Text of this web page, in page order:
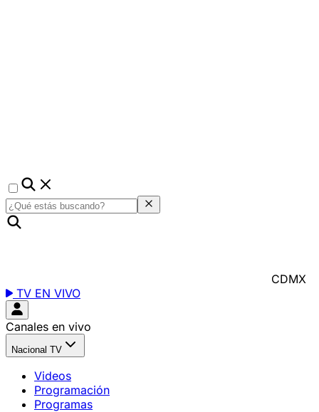
CDMX
TV EN VIVO
Canales en vivo
Nacional TV
Videos
Programación
Programas